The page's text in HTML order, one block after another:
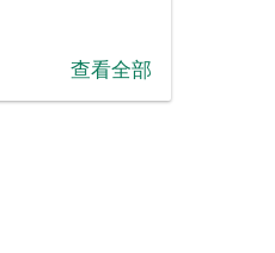
查看全部